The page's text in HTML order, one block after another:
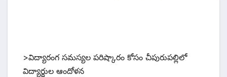
>విద్యారంగ సమస్యల పరిష్కారం కోసం చీపురుపల్లిలో
విద్యార్థుల ఆందోళన